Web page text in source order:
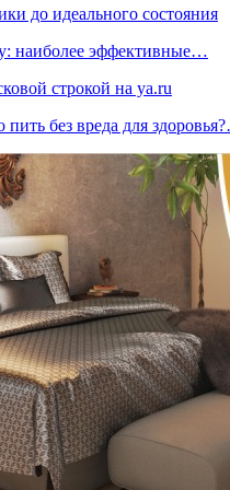
до идеального состояния
наиболее эффективные…
строкой на ya.ru
без вреда для